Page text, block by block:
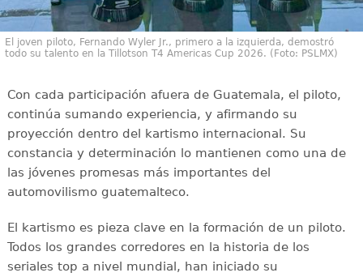
El joven piloto, Fernando Wyler Jr., primero a la izquierda, demostró
todo su talento en la Tillotson T4 Americas Cup 2026. (Foto: PSLMX)
Con cada participación afuera de Guatemala, el piloto,
continúa sumando experiencia, y afirmando su
proyección dentro del kartismo internacional. Su
constancia y determinación lo mantienen como una de
las jóvenes promesas más importantes del
automovilismo guatemalteco.
El kartismo es pieza clave en la formación de un piloto.
Todos los grandes corredores en la historia de los
seriales top a nivel mundial, han iniciado su